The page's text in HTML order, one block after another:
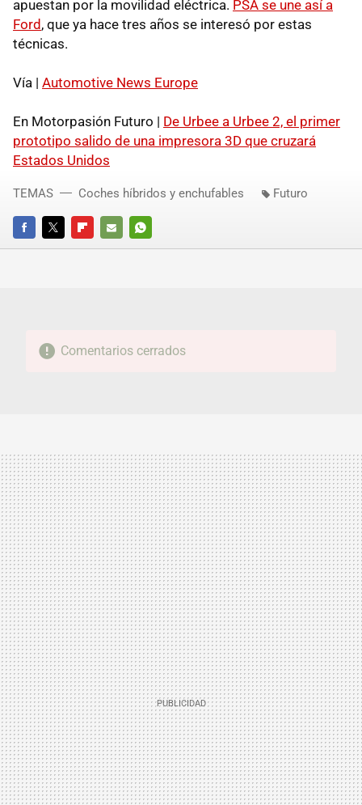
apuestan por la movilidad eléctrica. PSA se une así a
Ford, que ya hace tres años se interesó por estas
técnicas.
Vía | Automotive News Europe
En Motorpasión Futuro | De Urbee a Urbee 2, el primer
prototipo salido de una impresora 3D que cruzará
Estados Unidos
FACEBOOKTWITTERFLIPBOARD
E-
WHATSAPP
TEMAS Coches híbridos y enchufables Futuro
Comentarios cerrados